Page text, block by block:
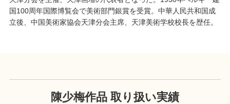
国100周年国際博覧会で美術部門銀賞を受賞。中華人民共和国成
立後、中国美術家協会天津分会主席、天津美術学校校長を歴任。
陳少梅作品 取り扱い実績